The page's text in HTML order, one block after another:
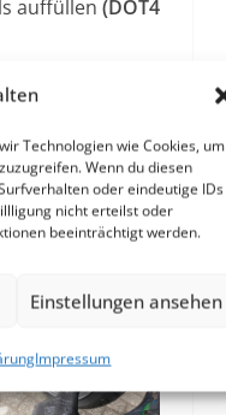
Technologien wie Cookies, um
Wenn du diesen
oder eindeutige IDs
nicht erteilst oder
beeinträchtigt werden.
Einstellungen ansehen
Impressum
auffüllen (DOT4
sicher seid, geht zu